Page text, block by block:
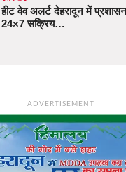
हीट वेव अलर्ट देहरादून में
24×7 सक्रिय…
ADVERTISEMENT